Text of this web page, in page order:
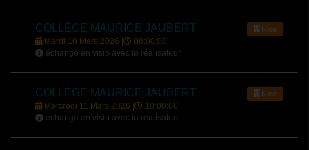
COLLÈGE MAURICE JAUBERT Nice
Mardi 10 Mars 2026 |
08:00:00
échange en visio avec le réalisateur
COLLÈGE MAURICE JAUBERT Nice
Mercredi 11 Mars 2026 |
10:00:00
échange en visio avec le réalisateur